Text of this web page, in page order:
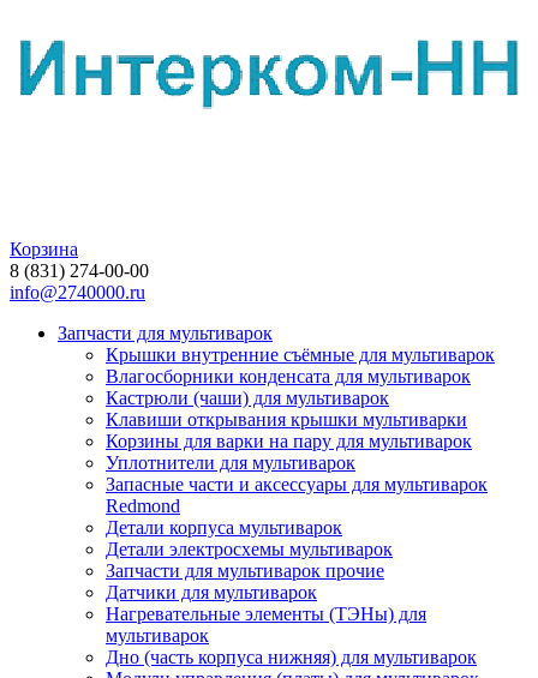
Корзина
8 (831) 274-00-00
info@2740000.ru
Запчасти для мультиварок
Крышки внутренние съёмные для мультиварок
Влагосборники конденсата для мультиварок
Кастрюли (чаши) для мультиварок
Клавиши открывания крышки мультиварки
Корзины для варки на пару для мультиварок
Уплотнители для мультиварок
Запасные части и аксессуары для мультиварок
Redmond
Детали корпуса мультиварок
Детали электросхемы мультиварок
Запчасти для мультиварок прочие
Датчики для мультиварок
Нагревательные элементы (ТЭНы) для
мультиварок
Дно (часть корпуса нижняя) для мультиварок